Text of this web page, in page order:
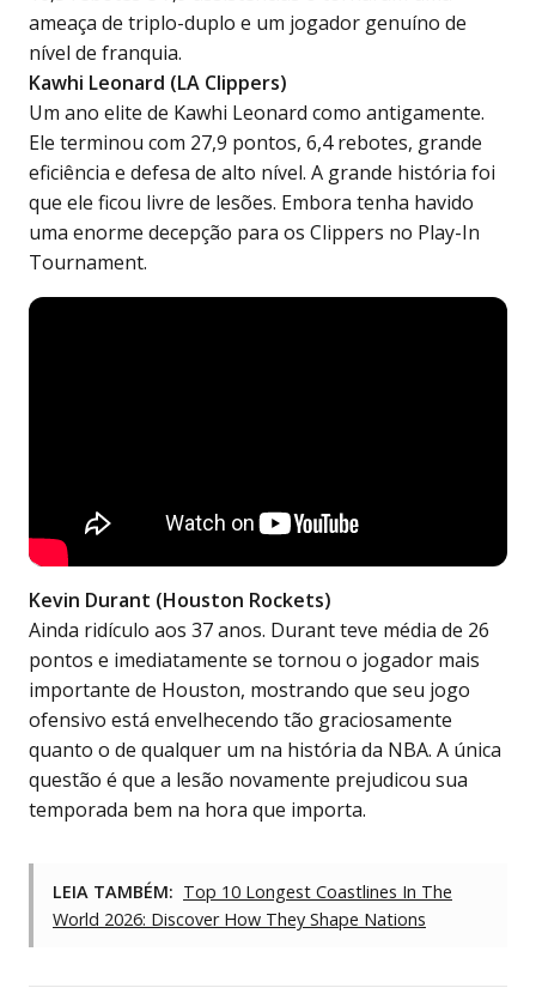
ameaça de triplo-duplo e um jogador genuíno de
nível de franquia.
Kawhi Leonard (LA Clippers)
Um ano elite de Kawhi Leonard como antigamente.
Ele terminou com 27,9 pontos, 6,4 rebotes, grande
eficiência e defesa de alto nível. A grande história foi
que ele ficou livre de lesões. Embora tenha havido
uma enorme decepção para os Clippers no Play-In
Tournament.
Kevin Durant (Houston Rockets)
Ainda ridículo aos 37 anos. Durant teve média de 26
pontos e imediatamente se tornou o jogador mais
importante de Houston, mostrando que seu jogo
ofensivo está envelhecendo tão graciosamente
quanto o de qualquer um na história da NBA. A única
questão é que a lesão novamente prejudicou sua
temporada bem na hora que importa.
LEIA TAMBÉM: Top 10 Longest Coastlines In The
World 2026: Discover How They Shape Nations